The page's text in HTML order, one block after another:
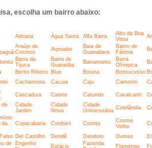
escolha um bairro abaixo:
Adriana Água Santa Alfa Barra
Alto da Boa
Vista
Araújo de
Cosmos
Arpoador
Baia de
Guanabara
Bairro de
Fátima
Barra da
Tijuca
Barra de
Guaratiba
Barramares
Barra
Olímpica
Bento Ribeiro Blue Boiuna Bonsucesso
Cachamorra Cacuia Caju Camorim
Cascadura Catete Catumbi Cavalcanti
de
Cidade
Jardim
Cidade
Nova
Cidade
Universitária Cinelândia
da
Copacabana Cordovil Corinto
Cosme
Velho
Del Castilho Dendê Deodoro Dumas
de
Engenho
Estácio
Fazenda
Flamengo